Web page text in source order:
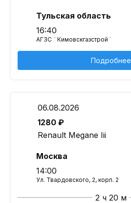
Тульская область
16:40
АГЗС ¨Кимовскгазстрой¨
Подробнее
06.08.2026
1280 ₽
Renault Megane Iii
Москва
14:00
Ул. Твардовского, 2, корп. 2
2 ч 20 м